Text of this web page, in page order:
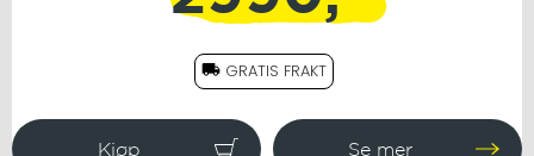
deg informasjon om luftkvalitet
i sanntid.
GRATIS FRAKT